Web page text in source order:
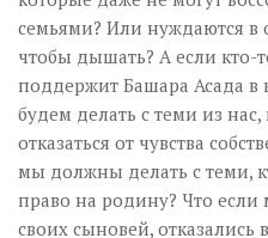
семьями? Или нуждаются
чтобы дышать? А если кто-
поддержит Башара Асада в
будем делать с теми из
отказаться от чувства
мы должны делать с теми,
право на родину? Что
своих сыновей, отказались